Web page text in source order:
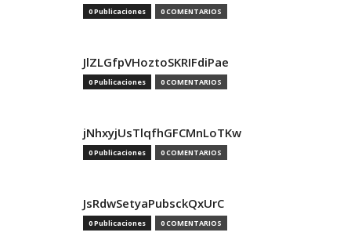
0 Publicaciones 0 COMENTARIOS
JlZLGfpVHoztoSKRIFdiPae
0 Publicaciones 0 COMENTARIOS
jNhxyjUsTlqfhGFCMnLoTKw
0 Publicaciones 0 COMENTARIOS
JsRdwSetyaPubsckQxUrC
0 Publicaciones 0 COMENTARIOS